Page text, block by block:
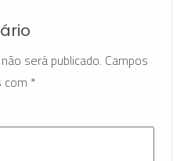
será publicado. Campos
*